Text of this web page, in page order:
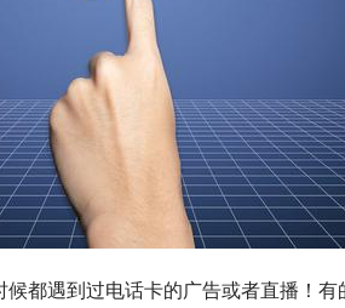
都遇到过电话卡的广告或者直播！